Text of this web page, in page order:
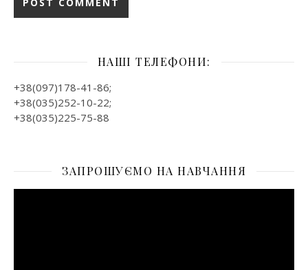
НАШІ ТЕЛЕФОНИ:
+38(097)178-41-86;
+38(035)252-10-22;
+38(035)225-75-88
ЗАПРОШУЄМО НА НАВЧАННЯ